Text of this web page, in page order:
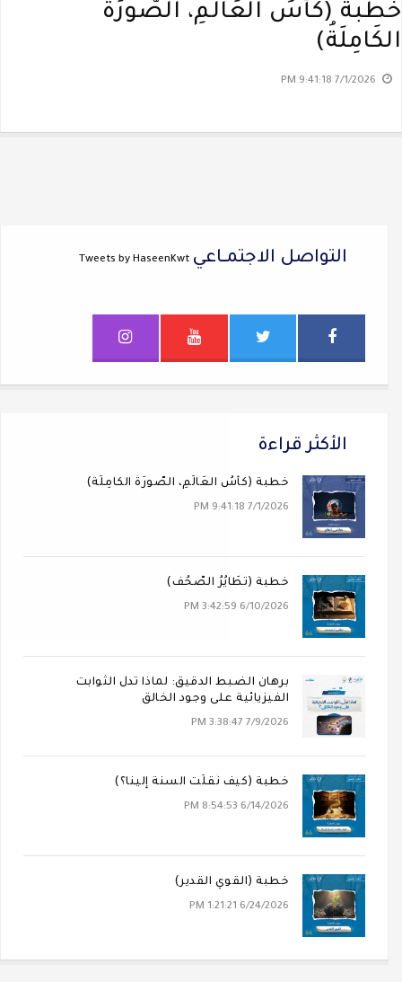
خطبة (كَأسُ العَالَمِ، الصُّورَةُ
الكَامِلَةُ)
7/1/2026 9:41:18 PM
التواصل الاجتمــاعي Tweets by HaseenKwt
الأكثر قراءة
خطبة (كَأسُ العَالَمِ، الصُّورَةُ الكَامِلَةُ)
7/1/2026 9:41:18 PM
خطبة (تَطَايُرُ الصُّحُف)
6/10/2026 3:42:59 PM
برهان الضبط الدقيق: لماذا تدل الثوابت
الفيزيائية على وجود الخالق
7/9/2026 3:38:47 PM
خطبة (كيف نُقلَت السنة إلينا؟)
6/14/2026 8:54:53 PM
خطبة (القوي القدير)
6/24/2026 1:21:21 PM